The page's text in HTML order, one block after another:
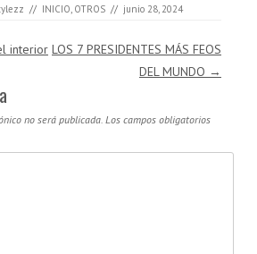
// INICIO OTROS // junio 28, 2024
interior LOS 7 PRESIDENTES MÁS FEOS
DEL MUNDO →
no será publicada. Los campos obligatorios